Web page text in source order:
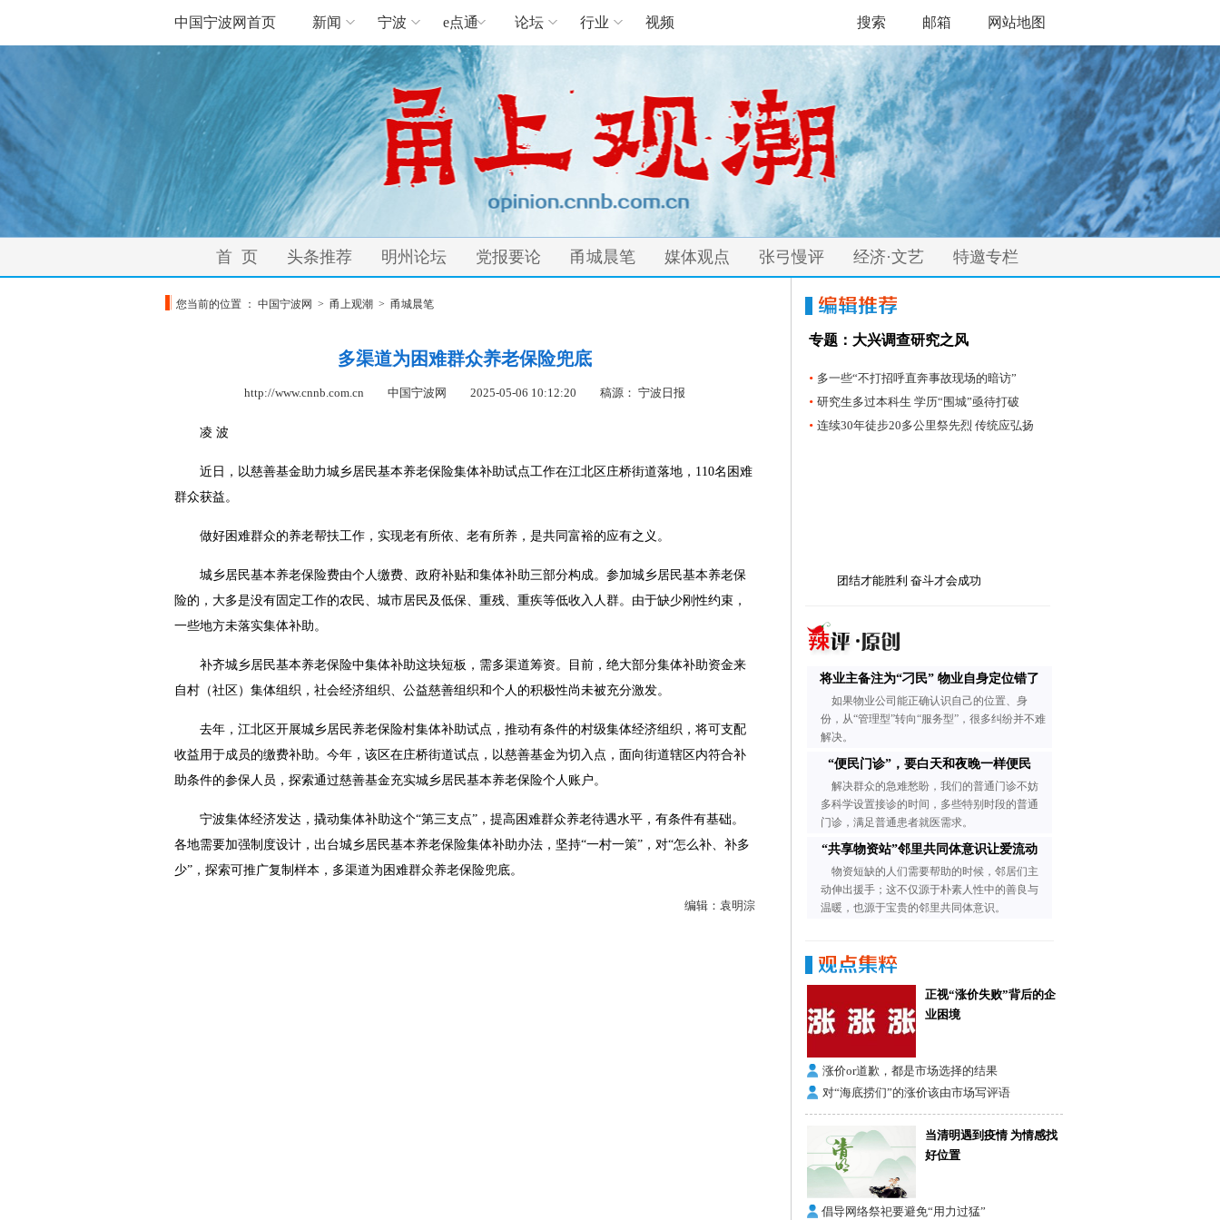
中国宁波网首页 新闻 宁波 e点通 论坛 行业 视频 搜索 邮箱 网站地图
首 页 头条推荐 明州论坛 党报要论 甬城晨笔 媒体观点 张弓慢评 经济·文艺 特邀专栏
您当前的位置 ： 中国宁波网 > 甬上观潮 > 甬城晨笔
多渠道为困难群众养老保险兜底
http://www.cnnb.com.cn 中国宁波网 2025-05-06 10:12:20 稿源： 宁波日报
凌 波
近日，以慈善基金助力城乡居民基本养老保险集体补助试点工作在江北区庄桥街道落地，110名困难
群众获益。
做好困难群众的养老帮扶工作，实现老有所依、老有所养，是共同富裕的应有之义。
城乡居民基本养老保险费由个人缴费、政府补贴和集体补助三部分构成。参加城乡居民基本养老保
险的，大多是没有固定工作的农民、城市居民及低保、重残、重疾等低收入人群。由于缺少刚性约束，
一些地方未落实集体补助。
补齐城乡居民基本养老保险中集体补助这块短板，需多渠道筹资。目前，绝大部分集体补助资金来
自村（社区）集体组织，社会经济组织、公益慈善组织和个人的积极性尚未被充分激发。
去年，江北区开展城乡居民养老保险村集体补助试点，推动有条件的村级集体经济组织，将可支配
收益用于成员的缴费补助。今年，该区在庄桥街道试点，以慈善基金为切入点，面向街道辖区内符合补
助条件的参保人员，探索通过慈善基金充实城乡居民基本养老保险个人账户。
宁波集体经济发达，撬动集体补助这个“第三支点”，提高困难群众养老待遇水平，有条件有基础。
各地需要加强制度设计，出台城乡居民基本养老保险集体补助办法，坚持“一村一策”，对“怎么补、补多
少”，探索可推广复制样本，多渠道为困难群众养老保险兜底。
编辑： 袁明淙
专题：大兴调查研究之风
· 多一些“不打招呼直奔事故现场的暗访”
· 研究生多过本科生 学历“围城”亟待打破
· 连续30年徒步20多公里祭先烈 传统应弘扬
团结才能胜利 奋斗才会成功
将业主备注为“刁民” 物业自身定位错了
如果物业公司能正确认识自己的位置、身
份，从“管理型”转向“服务型”，很多纠纷并不难
解决。
“便民门诊”，要白天和夜晚一样便民
解决群众的急难愁盼，我们的普通门诊不妨
多科学设置接诊的时间，多些特别时段的普通
门诊，满足普通患者就医需求。
“共享物资站”邻里共同体意识让爱流动
物资短缺的人们需要帮助的时候，邻居们主
动伸出援手；这不仅源于朴素人性中的善良与
温暖，也源于宝贵的邻里共同体意识。
正视“涨价失败”背后的企
业困境
涨价or道歉，都是市场选择的结果
对“海底捞们”的涨价该由市场写评语
当清明遇到疫情 为情感找
好位置
倡导网络祭祀要避免“用力过猛”